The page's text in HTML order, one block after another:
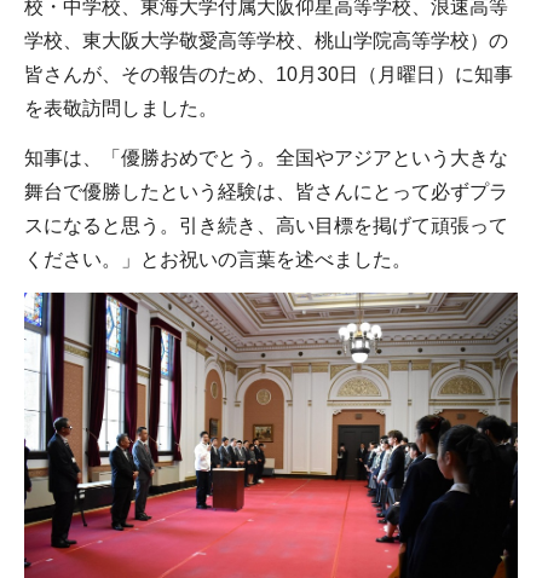
校・中学校、東海大学付属大阪仰星高等学校、浪速高等
学校、東大阪大学敬愛高等学校、桃山学院高等学校）の
皆さんが、その報告のため、10月30日（月曜日）に知事
を表敬訪問しました。
知事は、「優勝おめでとう。全国やアジアという大きな
舞台で優勝したという経験は、皆さんにとって必ずプラ
スになると思う。引き続き、高い目標を掲げて頑張って
ください。」とお祝いの言葉を述べました。